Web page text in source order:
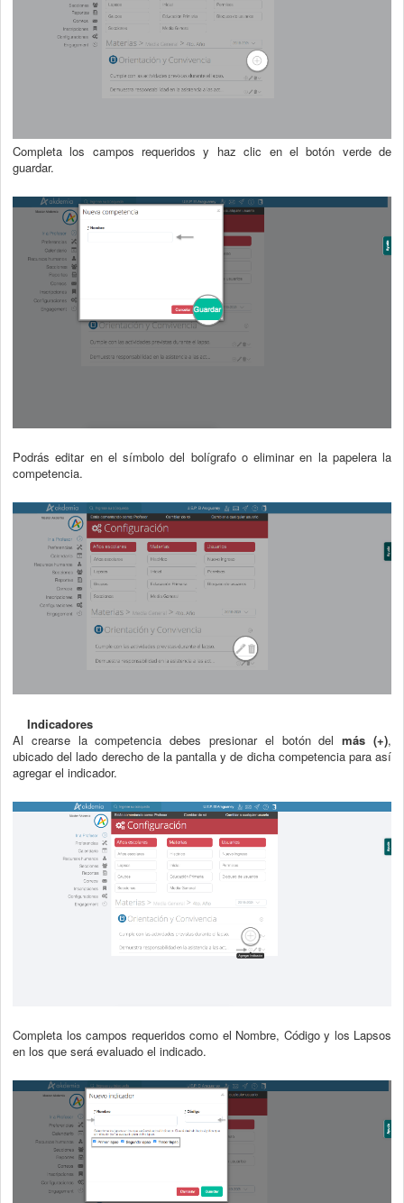
Completa los campos requeridos y haz clic en el botón verde de
guardar.
Podrás editar en el símbolo del bolígrafo o eliminar en la papelera la
competencia.
Indicadores
Al crearse la competencia debes presionar el botón delmás (+),
ubicado del lado derecho de la pantalla y de dicha competencia para así
agregar el indicador.
Completa los campos requeridos como el Nombre, Código y los Lapsos
en los que será evaluado el indicado.